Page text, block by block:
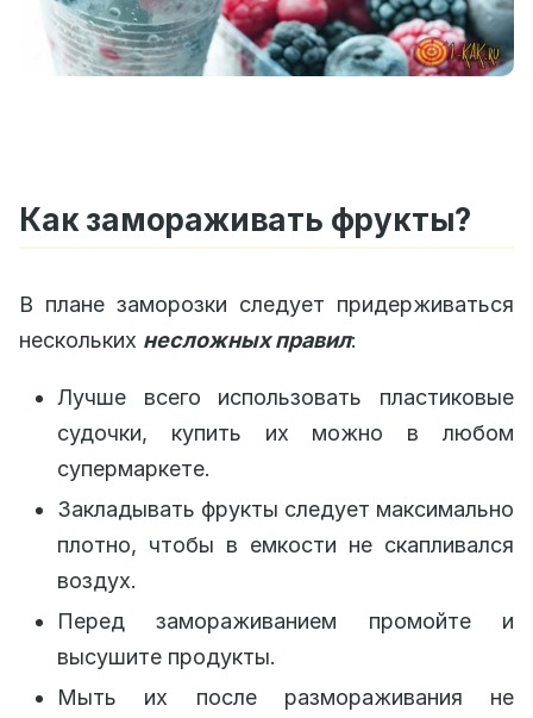
Как замораживать фрукты?
В плане заморозки следует придерживаться
нескольких несложных правил:
Лучше всего использовать пластиковые
судочки, купить их можно в любом
супермаркете.
Закладывать фрукты следует максимально
плотно, чтобы в емкости не скапливался
воздух.
Перед замораживанием промойте и
высушите продукты.
Мыть их после размораживания не